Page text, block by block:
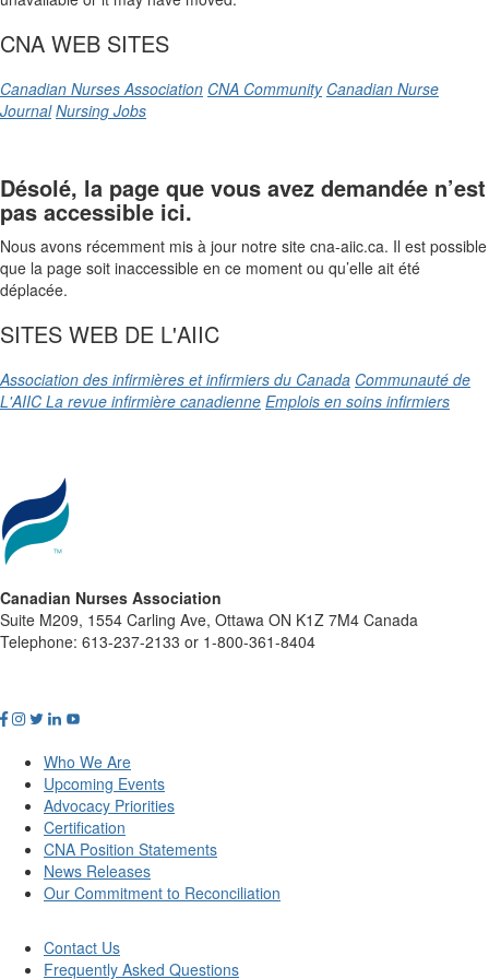
CNA WEB SITES
Canadian Nurses Association CNA Community Canadian Nurse
Journal Nursing Jobs
Désolé, la page que vous avez demandée n’est
pas accessible ici.
Nous avons récemment mis à jour notre site cna-aiic.ca. Il est possible
que la page soit inaccessible en ce moment ou qu’elle ait été
déplacée.
SITES WEB DE L'AIIC
Association des infirmières et infirmiers du Canada Communauté de
L'AIIC La revue infirmière canadienne Emplois en soins infirmiers
Canadian Nurses Association
Suite M209, 1554 Carling Ave, Ottawa ON K1Z 7M4 Canada
Telephone: 613-237-2133 or 1-800-361-8404
Who We Are
Upcoming Events
Advocacy Priorities
Certification
CNA Position Statements
News Releases
Our Commitment to Reconciliation
Contact Us
Frequently Asked Questions